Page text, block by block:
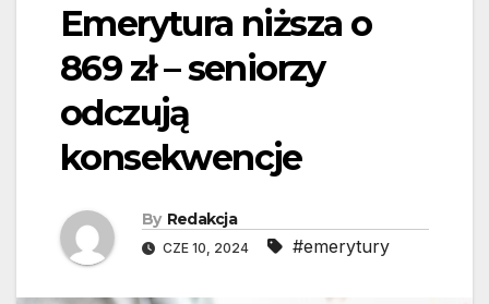
Emerytura niższa o
869 zł – seniorzy
odczują
konsekwencje
By Redakcja
CZE 10, 2024 #emerytury